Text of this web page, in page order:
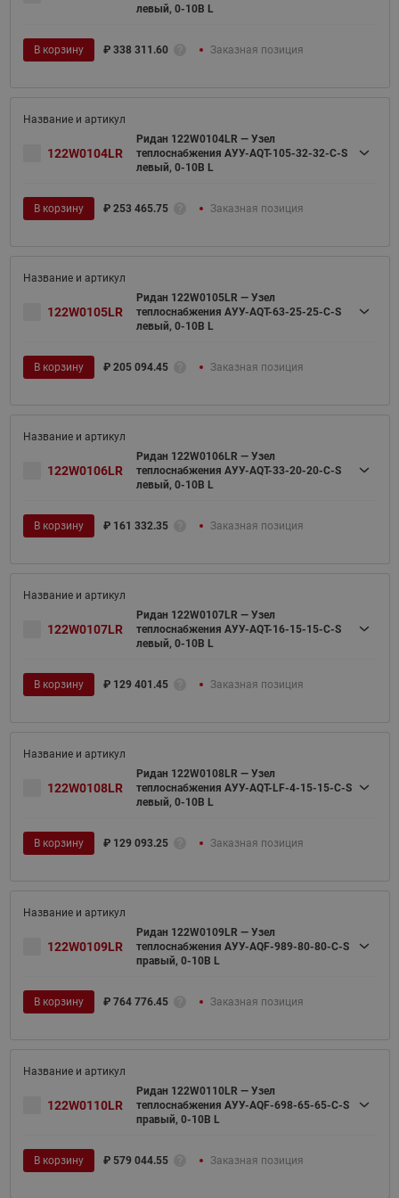
левый, 0-10В L
В корзину ₽ 338 311.60 Заказная позиция
122W0104LR
Ридан 122W0104LR — Узел
теплоснабжения АУУ-AQT-105-32-32-C-S
левый, 0-10В L
В корзину ₽ 253 465.75 Заказная позиция
122W0105LR
Ридан 122W0105LR — Узел
теплоснабжения АУУ-AQT-63-25-25-C-S
левый, 0-10В L
В корзину ₽ 205 094.45 Заказная позиция
122W0106LR
Ридан 122W0106LR — Узел
теплоснабжения АУУ-AQT-33-20-20-C-S
левый, 0-10В L
В корзину ₽ 161 332.35 Заказная позиция
122W0107LR
Ридан 122W0107LR — Узел
теплоснабжения АУУ-AQT-16-15-15-C-S
левый, 0-10В L
В корзину ₽ 129 401.45 Заказная позиция
122W0108LR
Ридан 122W0108LR — Узел
теплоснабжения АУУ-AQT-LF-4-15-15-C-S
левый, 0-10В L
В корзину ₽ 129 093.25 Заказная позиция
122W0109LR
Ридан 122W0109LR — Узел
теплоснабжения АУУ-AQF-989-80-80-C-S
правый, 0-10В L
В корзину ₽ 764 776.45 Заказная позиция
122W0110LR
Ридан 122W0110LR — Узел
теплоснабжения АУУ-AQF-698-65-65-C-S
правый, 0-10В L
В корзину ₽ 579 044.55 Заказная позиция